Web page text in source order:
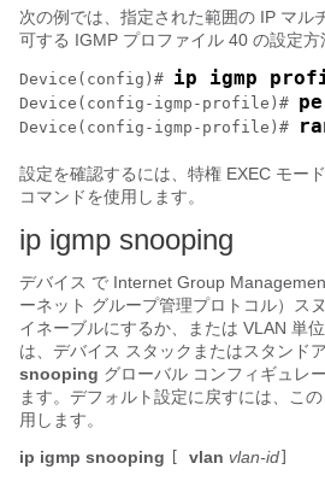
次の例では、指定された範囲の IP マル
可する IGMP プロファイル 40 の設定方
Device (config)# ip igmp
Device (config-igmp-profile)#
Device (config-igmp-profile)#
設定を確認するには、特権 EXEC モー
コマンドを使用します。
ip igmp snooping
デバイス で Internet Group
ーネット グループ管理プロトコル）ス
イネーブルにするか、または VLAN 単
は、 デバイス スタックまたはスタンド
snooping グローバル コンフィギュレ
ます。デフォルト設定に戻すには、こ
用します。
ip igmp snooping
vlan vlan-id